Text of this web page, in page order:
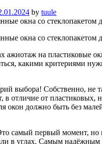
by tuule
ажиотаж на пластиковые
какими критериями
выбора! Собственно, не
в отличие от
окон должно быть без
самый первый момент, но
в углах. Самым надёжным